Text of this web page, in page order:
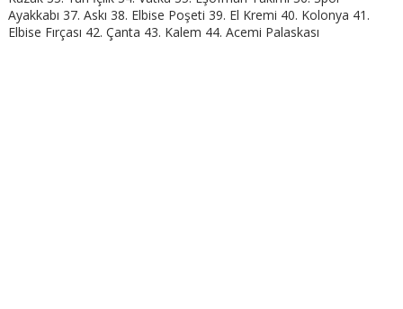
Ayakkabı 37. Askı 38. Elbise Poşeti 39. El Kremi 40. Kolonya 41.
Elbise Fırçası 42. Çanta 43. Kalem 44. Acemi Palaskası